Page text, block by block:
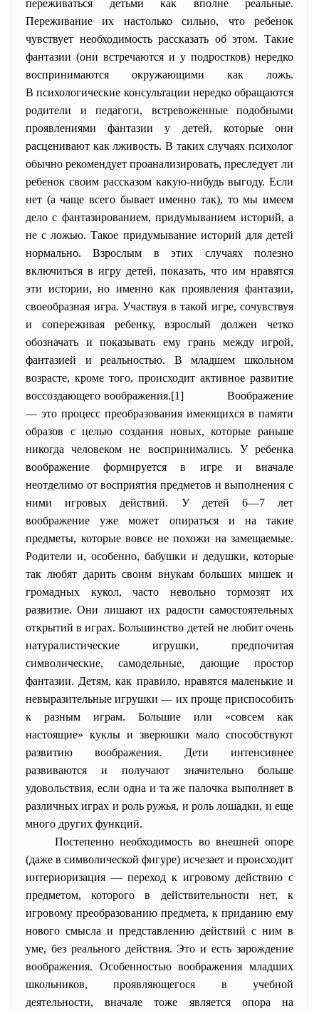
переживаться детьми как вполне реальные.
Переживание их настолько сильно, что ребенок
чувствует необходимость рассказать об этом. Такие
фантазии (они встречаются и у подростков) нередко
воспринимаются окружающими как ложь.
В психологические консультации нередко обращаются
родители и педагоги, встревоженные подобными
проявлениями фантазии у детей, которые они
расценивают как лживость. В таких случаях психолог
обычно рекомендует проанализировать, преследует ли
ребенок своим рассказом какую-нибудь выгоду. Если
нет (а чаще всего бывает именно так), то мы имеем
дело с фантазированием, придумыванием историй, а
не с ложью. Такое придумывание историй для детей
нормально. Взрослым в этих случаях полезно
включиться в игру детей, показать, что им нравятся
эти истории, но именно как проявления фантазии,
своеобразная игра. Участвуя в такой игре, сочувствуя
и сопереживая ребенку, взрослый должен четко
обозначать и показывать ему грань между игрой,
фантазией и реальностью. В младшем школьном
возрасте, кроме того, происходит активное развитие
воссоздающего воображения.[1] Воображение
— это процесс преобразования имеющихся в памяти
образов с целью создания новых, которые раньше
никогда человеком не воспринимались. У ребенка
воображение формируется в игре и вначале
неотделимо от восприятия предметов и выполнения с
ними игровых действий. У детей 6—7 лет
воображение уже может опираться и на такие
предметы, которые вовсе не похожи на замещаемые.
Родители и, особенно, бабушки и дедушки, которые
так любят дарить своим внукам больших мишек и
громадных кукол, часто невольно тормозят их
развитие. Они лишают их радости самостоятельных
открытий в играх. Большинство детей не любит очень
натуралистические игрушки, предпочитая
символические, самодельные, дающие простор
фантазии. Детям, как правило, нравятся маленькие и
невыразительные игрушки — их проще приспособить
к разным играм. Большие или «совсем как
настоящие» куклы и зверюшки мало способствуют
развитию воображения. Дети интенсивнее
развиваются и получают значительно больше
удовольствия, если одна и та же палочка выполняет в
различных играх и роль ружья, и роль лошадки, и еще
много других функций.
Постепенно необходимость во внешней опоре
(даже в символической фигуре) исчезает и происходит
интериоризация — переход к игровому действию с
предметом, которого в действительности нет, к
игровому преобразованию предмета, к приданию ему
нового смысла и представлению действий с ним в
уме, без реального действия. Это и есть зарождение
воображения. Особенностью воображения младших
школьников, проявляющегося в учебной
деятельности, вначале тоже является опора на